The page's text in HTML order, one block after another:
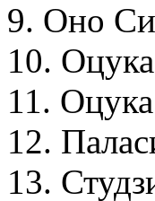
9. Оно
10.
11.
12.
13.